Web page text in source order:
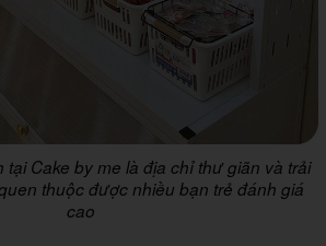
tại Cake by me là địa chỉ thư giãn và trải
thuộc được nhiều bạn trẻ đánh giá
cao